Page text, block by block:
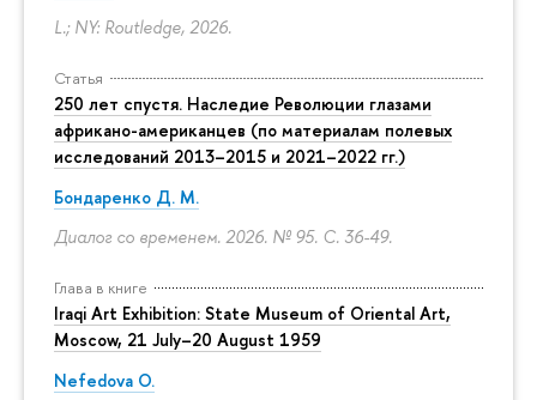
L.; NY: Routledge, 2026.
Статья
250 лет спустя. Наследие Революции глазами
африкано-американцев (по материалам полевых
исследований 2013–2015 и 2021–2022 гг.)
Бондаренко Д. М.
Диалог со временем. 2026. № 95. С. 36-49.
Глава в книге
Iraqi Art Exhibition: State Museum of Oriental Art,
Moscow, 21 July–20 August 1959
Nefedova O.